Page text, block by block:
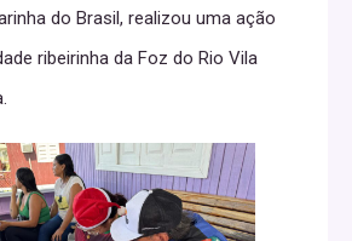
do Brasil, realizou uma ação
ribeirinha da Foz do Rio Vila